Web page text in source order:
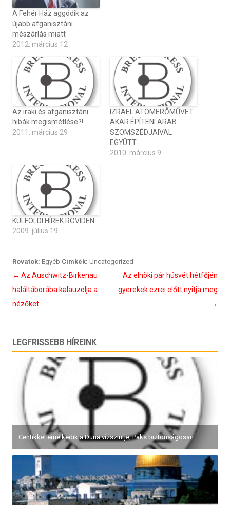
A Fehér Ház aggódik az
újabb afganisztáni
mészárlás miatt
2012. március 12
Az iraki és afganisztáni
hibák megismétlése?!
2011. március 29
IZRAEL ATOMERŐMŰVET
AKAR ÉPÍTENI ARAB
SZOMSZÉDJAIVAL
EGYÜTT
2010. március 9
KÜLFÖLDI HÍREK RÖVIDEN
2009. július 19
Rovatok: Egyéb Cimkék: Uncategorized
Bejegyzés
navigáció
← Az Auschwitz-Birkenau
haláltáborába kalauzolja a
nézőket
Az elnöki pár húsvét hétfőjén
gyerekek ezrei előtt nyitja meg
→
LEGFRISSEBB HÍREINK
Centikkel emelkedik a Duna vízszintje, Paks biztonságosan...